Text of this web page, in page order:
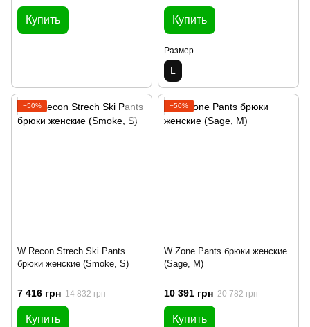
Купить Купить
Размер
L
−50%
W Recon Strech Ski Pants
брюки женские (Smoke, S)
7 416 грн 14 832 грн
Купить
−50%
W Zone Pants брюки женские
(Sage, M)
10 391 грн 20 782 грн
Купить